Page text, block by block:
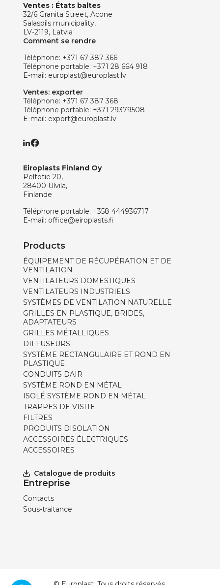
Ventes : États baltes
32/6 Granita Street, Acone
Salaspils municipality,
LV-2119, Latvia
Comment se rendre
Téléphone: +371 67 387 366
Téléphone portable: +371 28 664 918
E-mail: europlast@europlast.lv
Ventes: exporter
Téléphone: +371 67 387 368
Téléphone portable: +371 29379508
E-mail: export@europlast.lv
Eiroplasts Finland Oy
Peltotie 20,
28400 Ulvila,
Finlande
Téléphone portable: +358 444936717
E-mail: office@eiroplasts.fi
Products
ÉQUIPEMENT DE RÉCUPÉRATION ET DE
VENTILATION
VENTILATEURS DOMESTIQUES
VENTILATEURS INDUSTRIELS
SYSTÈMES DE VENTILATION NATURELLE
GRILLES EN PLASTIQUE, BRIDES,
ADAPTATEURS
GRILLES MÉTALLIQUES
DIFFUSEURS
SYSTÈME RECTANGULAIRE ET ROND EN
PLASTIQUE
CONDUITS DAIR
SYSTÈME ROND EN MÉTAL
ISOLÉ SYSTÈME ROND EN MÉTAL
TRAPPES DE VISITE
FILTRES
PRODUITS DISOLATION
ACCESSOIRES ÉLECTRIQUES
ACCESSOIRES
Catalogue de produits
Entreprise
Contacts
Sous-traitance